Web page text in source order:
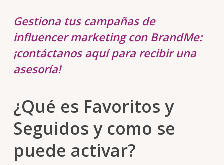
Gestiona tus campañas de
influencer marketing con BrandMe:
¡contáctanos aquí para recibir una
asesoría!
¿Qué es Favoritos y
Seguidos y como se
puede activar?